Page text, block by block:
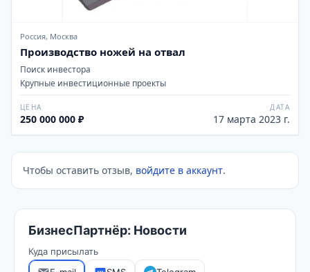
Россия, Москва
Производство ножей на отвал
Поиск инвестора
Крупные инвестиционные проекты
ЦЕНА
250 000 000 ₽
ДАТА
17 марта 2023 г.
Чтобы оставить отзыв, войдите в аккаунт.